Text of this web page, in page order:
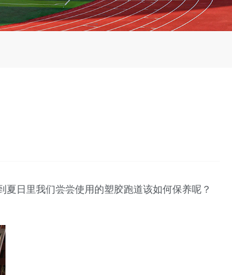
日里我们尝尝使用的塑胶跑道该如何保养呢？